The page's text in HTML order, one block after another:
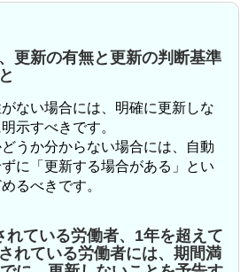
更新の有無と更新の判断基準
ない場合には、明確に更新しな
示すべきです。
うか分からない場合には、自動
に「更新する場合がある」とい
るべきです。
れている労働者、1年を超えて
れている労働者には、期間満